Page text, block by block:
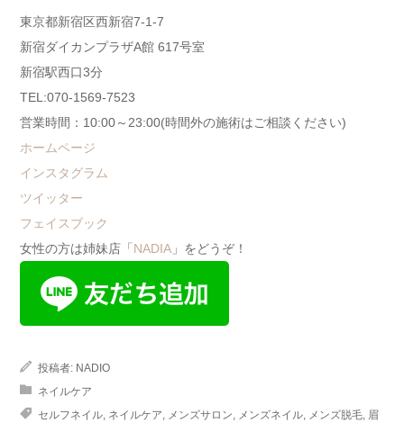
東京都新宿区西新宿7-1-7
新宿ダイカンプラザA館 617号室
新宿駅西口3分
TEL:070-1569-7523
営業時間：10:00～23:00(時間外の施術はご相談ください)
ホームページ
インスタグラム
ツイッター
フェイスブック
女性の方は姉妹店「 NADIA 」をどうぞ！
投稿者: NADIO
ネイルケア
セルフネイル, ネイルケア, メンズサロン, メンズネイル, メンズ脱毛, 眉